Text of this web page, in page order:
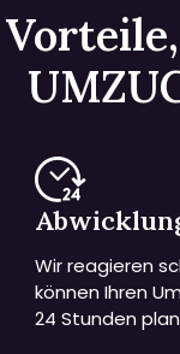
Wir reagieren
können Ihren
24 Stunden